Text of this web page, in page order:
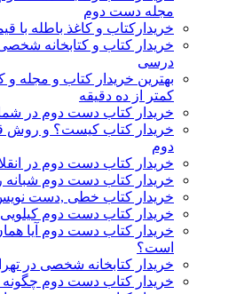
مجله دست دوم
خریدارکتاب و کاغذ باطله با
خریدار کتاب و کتابخانه
درسی
بهترین خریدار کتاب و مجله و
کمتر از ده دقیقه
خریدار کتاب دست دوم در
خریدار کتاب کیست؟ و روش
دوم
خریدار کتاب دست دوم در
خریدار کتاب دست دوم شبانه
خریدار کتاب خطی ,دست
خریدار کتاب دست دوم کیلویی
خریدار کتاب دست دوم آیا
است؟
خریدار کتابخانه شخصی در
خریدار کتاب دست دوم